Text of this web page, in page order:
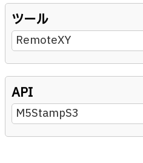
ツール
RemoteXY
API
M5StampS3